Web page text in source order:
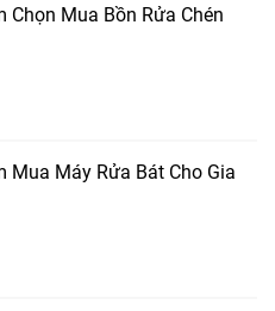
Chọn Mua Bồn Rửa Chén
Mua Máy Rửa Bát Cho Gia